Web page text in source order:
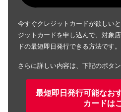
今すぐクレジットカードが欲しい
ジットカードを申し込んで、対象
ドの最短即日発行できる方法です。
さらに詳しい内容は、下記のボタ
最短即日発行可能なお
カードは